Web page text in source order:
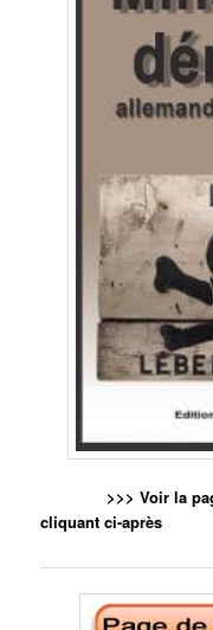
>>> Voir la page
cliquant ci-après